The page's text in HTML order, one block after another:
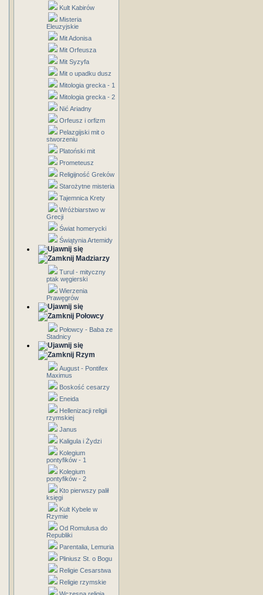
Kult Kabirów
Misteria
Eleuzyjskie
Mit Adonisa
Mit Orfeusza
Mit Syzyfa
Mit o upadku dusz
Mitologia grecka - 1
Mitologia grecka - 2
Nić Ariadny
Orfeusz i orfizm
Pelazgijski mit o
stworzeniu
Platoński mit
Prometeusz
Religijność Greków
Starożytne misteria
Tajemnica Krety
Wróżbiarstwo w
Grecji
Świat homerycki
Świątynia Artemidy
Madziarzy
Turul - mityczny
ptak węgierski
Wierzenia
Prawęgrów
Połowcy
Połowcy - Baba ze
Stadnicy
Rzym
August - Pontifex
Maximus
Boskość cesarzy
Eneida
Hellenizacji religii
rzymskiej
Janus
Kaligula i Żydzi
Kolegium
pontyfików - 1
Kolegium
pontyfików - 2
Kto pierwszy palił
księgi
Kult Kybele w
Rzymie
Od Romulusa do
Republiki
Parentalia, Lemuria
Pliniusz St. o Bogu
Religie Cesarstwa
Religie rzymskie